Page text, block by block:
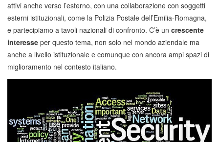
attivi anche verso l’esterno, con una collaborazione con soggetti
esterni istituzionali, come la Polizia Postale dell’Emilia-Romagna,
e partecipiamo a tavoli nazionali di confronto. C’è un crescente
interesse per questo tema, non solo nel mondo aziendale ma
anche a livello istituzionale e comunque con ancora ampi spazi di
miglioramento nel contesto italiano.